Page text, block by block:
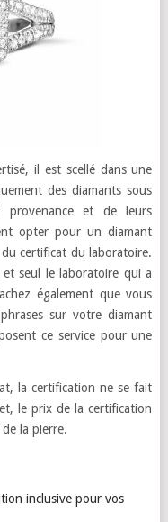
il est scellé dans une
des diamants sous
et de leurs
opter pour un diamant
certificat du laboratoire.
seul le laboratoire qui a
également que vous
sur votre diamant
ce service pour une
la certification ne se fait
le prix de la certification
la pierre.
inclusive pour vos